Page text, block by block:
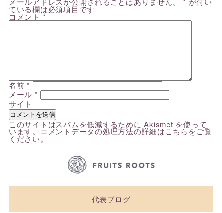
ている欄は必須項目です
コメント*
名前*
メール *
サイト
このサイトはスパムを低減するために Akismet を使って
います。 コメントデータの処理方法の詳細はこちらをご覧
ください。
代表ブログ